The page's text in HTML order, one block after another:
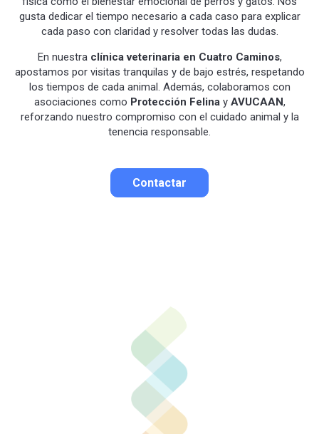
gusta dedicar el tiempo necesario a cada caso para explicar
cada paso con claridad y resolver todas las dudas.
En nuestra clínica veterinaria en Cuatro Caminos,
apostamos por visitas tranquilas y de bajo estrés, respetando
los tiempos de cada animal. Además, colaboramos con
asociaciones como Protección Felinay AVUCAAN,
reforzando nuestro compromiso con el cuidado animal y la
tenencia responsable.
Contactar